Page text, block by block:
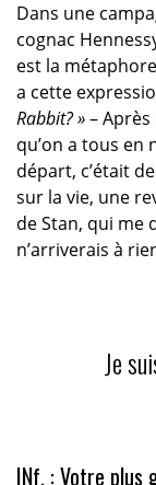
Dans une
cognac
est la
a cette
Rabbit? »– Après
qu’on a tous
départ, c’était
sur la vie, une
de Stan, qui me
n’arriverais à
Je
INf. : Votre plus